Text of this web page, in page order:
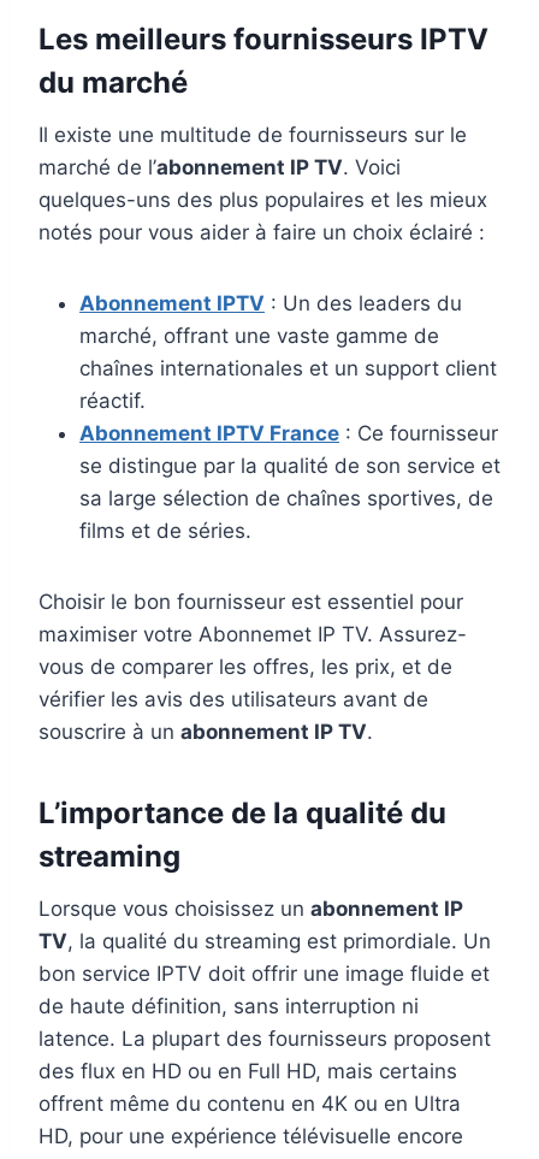
Les meilleurs fournisseurs IPTV
du marché
Il existe une multitude de fournisseurs sur le
marché de l’abonnement IP TV. Voici
quelques-uns des plus populaires et les mieux
notés pour vous aider à faire un choix éclairé :
Abonnement IPTV : Un des leaders du
marché, offrant une vaste gamme de
chaînes internationales et un support client
réactif.
Abonnement IPTV France : Ce fournisseur
se distingue par la qualité de son service et
sa large sélection de chaînes sportives, de
films et de séries.
Choisir le bon fournisseur est essentiel pour
maximiser votre Abonnemet IP TV. Assurez-
vous de comparer les offres, les prix, et de
vérifier les avis des utilisateurs avant de
souscrire à un abonnement IP TV.
L’importance de la qualité du
streaming
Lorsque vous choisissez un abonnement IP
TV, la qualité du streaming est primordiale. Un
bon service IPTV doit offrir une image fluide et
de haute définition, sans interruption ni
latence. La plupart des fournisseurs proposent
des flux en HD ou en Full HD, mais certains
offrent même du contenu en 4K ou en Ultra
HD, pour une expérience télévisuelle encore